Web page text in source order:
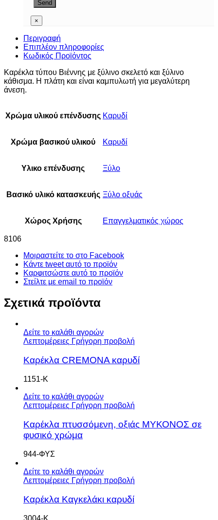
×
Περιγραφή
Επιπλέον πληροφορίες
Κωδικός Προϊόντος
Καρέκλα τύπου Βιέννης με ξύλινο σκελετό και ξύλινο
κάθισμα. Η πλάτη και είναι καμπυλωτή για μεγαλύτερη
άνεση.
Χρώμα υλικού επένδυσης Καρυδί
Χρώμα βασικού υλικού Καρυδί
Υλικο επένδυσης Ξύλο
Βασικό υλικό κατασκευής Ξύλο οξυάς
Χώρος Χρήσης Επαγγελματικός χώρος
8106
Μοιραστείτε το στο Facebook
Κάντε tweet αυτό το προϊόν
Καρφιτσώστε αυτό το προϊόν
Στείλτε με email το προϊόν
Σχετικά προϊόντα
Δείτε το καλάθι αγορών
Λεπτομέρειες Γρήγορη προβολή
Καρέκλα CREMONA καρυδί
1151-Κ
Δείτε το καλάθι αγορών
Λεπτομέρειες Γρήγορη προβολή
Καρέκλα πτυσσόμενη, οξιάς ΜΥΚΟΝΟΣ σε
φυσικό χρώμα
944-ΦΥΣ
Δείτε το καλάθι αγορών
Λεπτομέρειες Γρήγορη προβολή
Καρέκλα Καγκελάκι καρυδί